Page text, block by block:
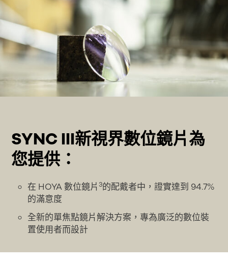
SYNC III新視界數位鏡片為
您提供：
在 HOYA 數位鏡片3的配戴者中，證實達到 94.7%
的滿意度
全新的單焦點鏡片解決方案，專為廣泛的數位裝
置使用者而設計